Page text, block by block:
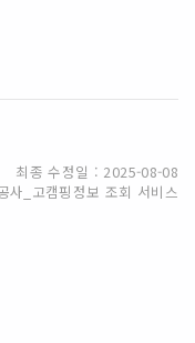
최종 수정일 : 2025-08-08
사_고캠핑정보 조회 서비스